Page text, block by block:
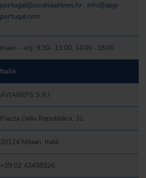
portugal@croatiaairlines.hr ; info@apg-
portugal.com
maan - vrij: 9.30- 13.00, 14.00 -18.00
Italië
AVIAREPS S.R.I
Piazza Della Repubblica, 32
20124 Milaan, Italië
+39 02 43458326